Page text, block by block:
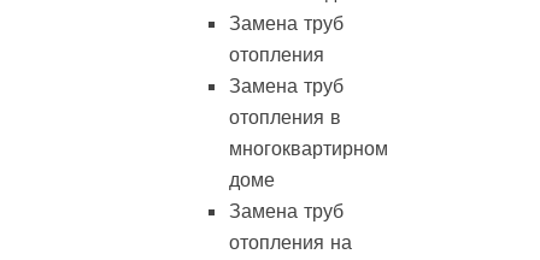
Замена труб
отопления
Замена труб
отопления в
многоквартирном
доме
Замена труб
отопления на